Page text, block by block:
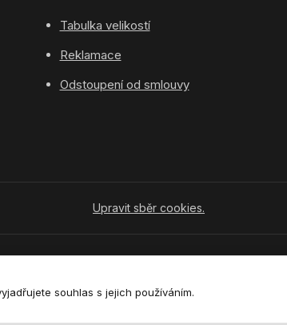
Tabulka velikostí
Reklamace
Odstoupení od smlouvy
Upravit sběr cookies.
souhlas s jejich používáním.